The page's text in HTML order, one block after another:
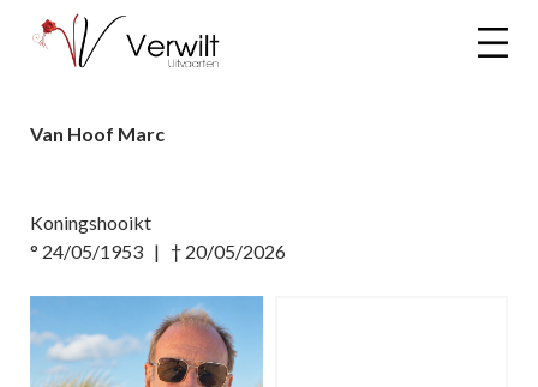
Van Hoof Marc
Koningshooikt
° 24/05/1953 | † 20/05/2026